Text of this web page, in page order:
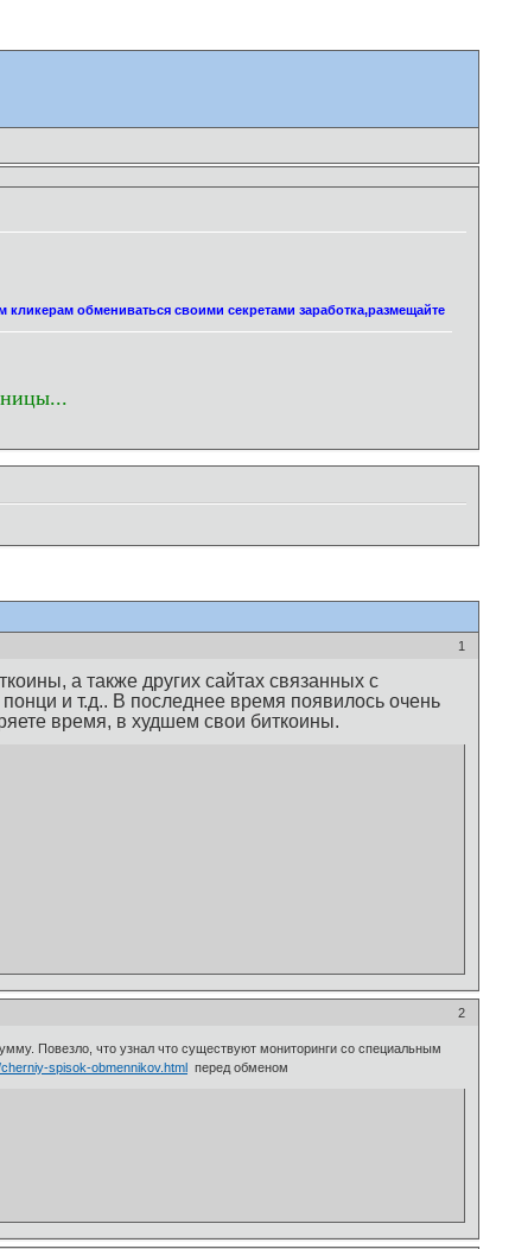
обмениваться своими секретами заработка,размещайте
1
а также других сайтах связанных с
и т.д.. В последнее время появилось очень
время, в худшем свои биткоины.
2
Повезло, что узнал что существуют мониторинги со специальным
spisok-obmennikov.html перед обменом